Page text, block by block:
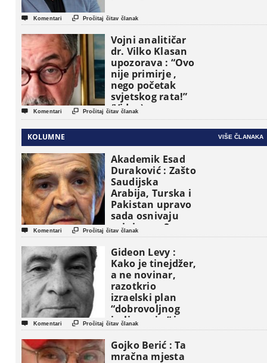
 Komentari  Pročitaj čitav članak
Vojni analitičar
dr. Vilko Klasan
upozorava : “Ovo
nije primirje ,
nego početak
svjetskog rata!”
(Video)
 Komentari  Pročitaj čitav članak
KOLUMNE VIŠE ČLANAKA
Akademik Esad
Duraković : Zašto
Saudijska
Arabija, Turska i
Pakistan upravo
sada osnivaju
vojni savez?
 Komentari  Pročitaj čitav članak
Gideon Levy :
Kako je tinejdžer,
a ne novinar,
razotkrio
izraelski plan
“dobrovoljnog
iseljavanja ” iz
Gaze
 Komentari  Pročitaj čitav članak
Gojko Berić : Ta
mračna mjesta